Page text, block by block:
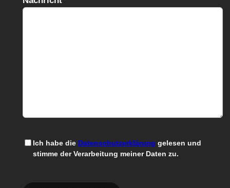
Ich habe die Datenschutzerklärung gelesen und
stimme der Verarbeitung meiner Daten zu.